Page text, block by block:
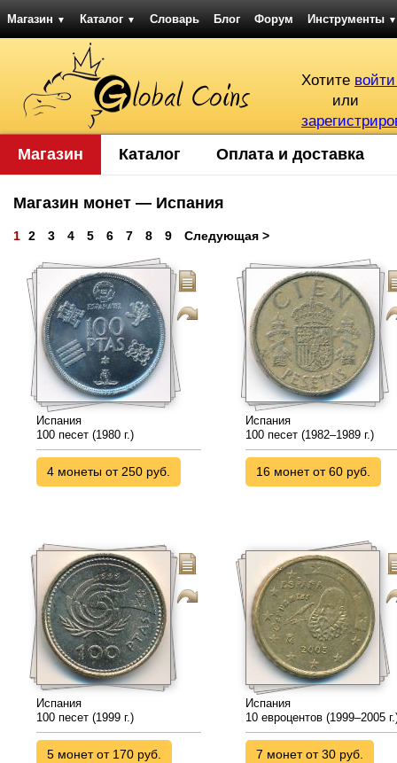
Магазин ▼ Каталог ▼ Словарь Блог Форум Инструменты ▼
Хотите
или
Магазин Каталог Оплата и доставка
Магазин монет — Испания
1 2 3 4 5 6 7 8 9 Следующая >
Испания
100 песет (1980 г.)
4 монеты от 250 руб.
Испания
100 песет (1982–1989 г.)
16 монет от 60 руб.
Испания
100 песет (1999 г.)
5 монет от 170 руб.
Испания
10 евроцентов (1999–2005
7 монет от 30 руб.